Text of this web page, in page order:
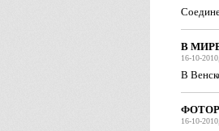
В
16-10-
В
16-10-